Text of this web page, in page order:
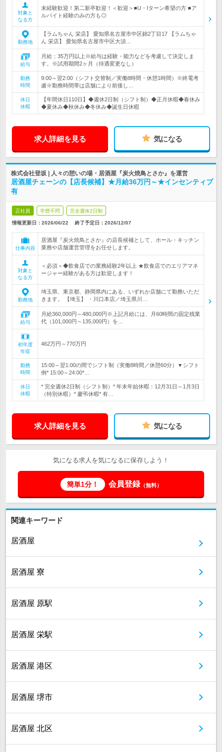
対象と
なる方
未経験歓迎！第二新卒歓迎！＜歓迎＞■U・Iターン希望の方 ■ア
ルバイト経験のみの方も◎
勤務地
【ラムちゃん 栄店】 愛知県名古屋市中区錦2丁目17 【ラムちゃ
ん 栄店】 愛知県名古屋市中区大須…
給与
月給：35万円以上※給与は経験・能力などを考慮して決定しま
す。※試用期間2ヶ月（待遇変更なし）
勤務
時間
9:00～翌2:00（シフト交替制／実働8時間・休憩1時間）※終電考
慮※勤務時間帯は店舗により前後し…
休日
休暇
【年間休日110日】◆週休2日制（シフト制）◆正月休暇◆春休み
◆夏休み◆秋休み◆冬休み◆誕生日休暇
求人詳細を見る 気になる
株式会社登坂 | 人々の憩いの場・居酒屋『炭火焼鳥とさか』を運営
居酒屋チェーンの【店長候補】★月給36万円～★インセンティブ
有
正社員 学歴不問 完全週休2日制
情報更新日：2026/06/22 終了予定日： 2026/12/07
仕事内容
居酒屋『炭火焼鳥とさか』の店長候補として、ホール・キッチン
業務や店舗運営管理をお任せします。
対象と
なる方
＜必須＞◆飲食店での業務経験2年以上 ★飲食店でのエリアマネ
ージャー経験がある方は歓迎します！
勤務地
埼玉県、東京都、静岡県内にある、いずれか店舗にて勤務いただ
きます。 【埼玉】 ・川口本店／埼玉県川…
給与
月給360,000円～480,000円※上記月給には、月60時間の固定残業
代（101,000円～135,000円）を…
初年度
年収
462万円～770万円
勤務
時間
15:00～翌1:00の間でシフト制（実働8時間／休憩60分）▼シフト
例* 15:00～24:00*…
休日
休暇
* 完全週休2日制（シフト制）* 年末年始休暇：12月31日～1月3日
（特別休暇）* 慶弔休暇* 有…
求人詳細を見る 気になる
気になる求人を気になるに保存しよう！
簡単1分！ 会員登録（無料）
関連キーワード
居酒屋
居酒屋 寮
居酒屋 原駅
居酒屋 栄駅
居酒屋 港区
居酒屋 堺市
居酒屋 北区